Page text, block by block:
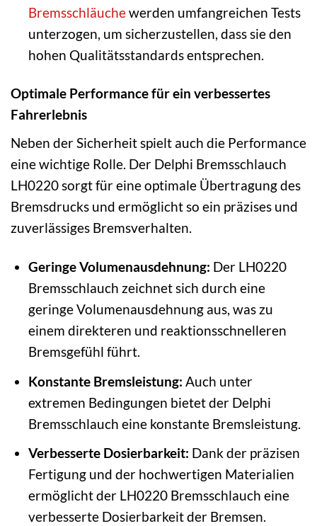
Bremsschläuchewerden umfangreichen Tests
unterzogen, um sicherzustellen, dass sie den
hohen Qualitätsstandards entsprechen.
Optimale Performance für ein verbessertes
Fahrerlebnis
Neben der Sicherheit spielt auch die Performance
eine wichtige Rolle. Der Delphi Bremsschlauch
LH0220 sorgt für eine optimale Übertragung des
Bremsdrucks und ermöglicht so ein präzises und
zuverlässiges Bremsverhalten.
Geringe Volumenausdehnung: Der LH0220
Bremsschlauch zeichnet sich durch eine
geringe Volumenausdehnung aus, was zu
einem direkteren und reaktionsschnelleren
Bremsgefühl führt.
Konstante Bremsleistung: Auch unter
extremen Bedingungen bietet der Delphi
Bremsschlauch eine konstante Bremsleistung.
Verbesserte Dosierbarkeit: Dank der präzisen
Fertigung und der hochwertigen Materialien
ermöglicht der LH0220 Bremsschlauch eine
verbesserte Dosierbarkeit der Bremsen.